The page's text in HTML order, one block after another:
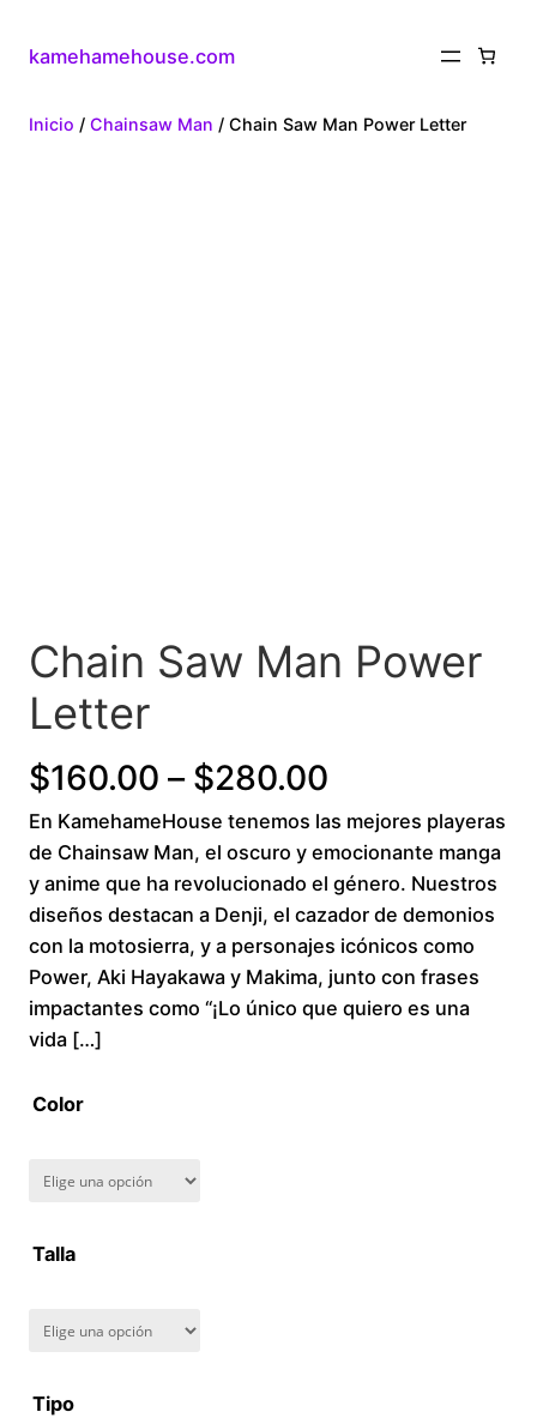
kamehamehouse.com
Inicio / Chainsaw Man / Chain Saw Man Power Letter
Chain Saw Man Power
Letter
$160.00 – $280.00
range:
$160.00
through
$280.00
En KamehameHouse tenemos las mejores playeras
de Chainsaw Man, el oscuro y emocionante manga
y anime que ha revolucionado el género. Nuestros
diseños destacan a Denji, el cazador de demonios
con la motosierra, y a personajes icónicos como
Power, Aki Hayakawa y Makima, junto con frases
impactantes como “¡Lo único que quiero es una
vida […]
Color
Talla
Tipo